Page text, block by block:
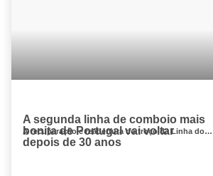
A segunda linha de comboio mais
bonita de Portugal vai voltar
depois de 30 anos
A recuperação e reabertura do troço da Linha do Douro desde o Pocinho até à fronteira com Espanha tem sido reivindi...